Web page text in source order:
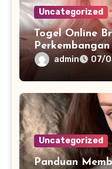
Uncategorized
Togel Online
Berbasis
admin 07/
Uncategorized
Panduan